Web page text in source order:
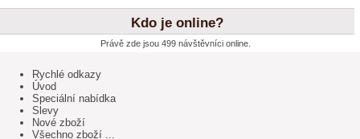
Kdo je online?
Právě zde jsou 499 návštěvníci online.
Rychlé odkazy
Úvod
Speciální nabídka
Slevy
Nové zboží
Všechno zboží ...